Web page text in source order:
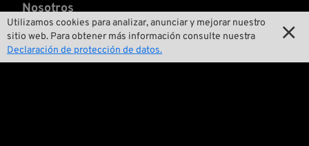
Utilizamos cookies para analizar, anunciar y mejorar nuestro
sitio web. Para obtener más información consulte nuestra
Declaración de protección de datos.

Nosotros
 Contactar
 Medio ambiente y sostenibilidad